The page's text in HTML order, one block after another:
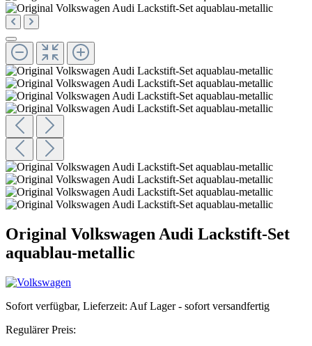
Original Volkswagen Audi Lackstift-Set
aquablau-metallic
Sofort verfügbar, Lieferzeit: Auf Lager - sofort versandfertig
Regulärer Preis: